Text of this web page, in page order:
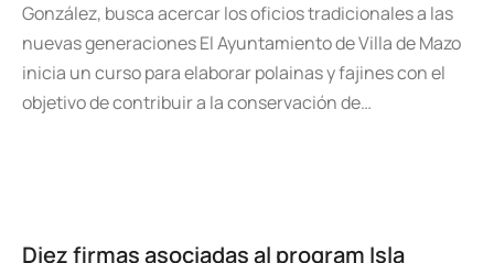
González, busca acercar los oficios tradicionales a las
nuevas generaciones El Ayuntamiento de Villa de Mazo
inicia un curso para elaborar polainas y fajines con el
objetivo de contribuir a la conservación de…
Diez firmas asociadas al program Isla